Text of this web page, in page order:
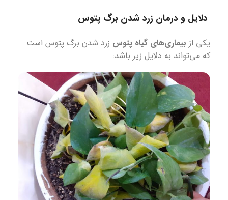
دلایل و درمان زرد شدن برگ پتوس
یکی از بیماری‌های گیاه پتوس زرد شدن برگ پتوس است
که می‌تواند به دلایل زیر باشد: